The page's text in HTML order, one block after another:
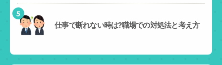
5
仕事で断れない時は?職場での対処法と考え方